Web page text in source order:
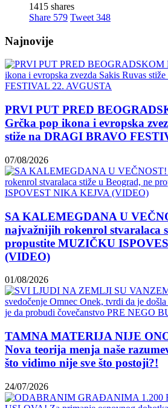
1415 shares
Share 579 Tweet 348
Najnovije
PRVI PUT PRED
Grčka pop ikona i evropska
stiže na DRAGI BRAVO
07/08/2026
SA KALEMEGDANA U
najvažnijih rokenrol stvaralaca
propustite MUZIČKU
(VIDEO)
01/08/2026
TAMNA MATERIJA NIJE
Nova teorija menja naše
što vidimo nije sve što postoji?!
24/07/2026